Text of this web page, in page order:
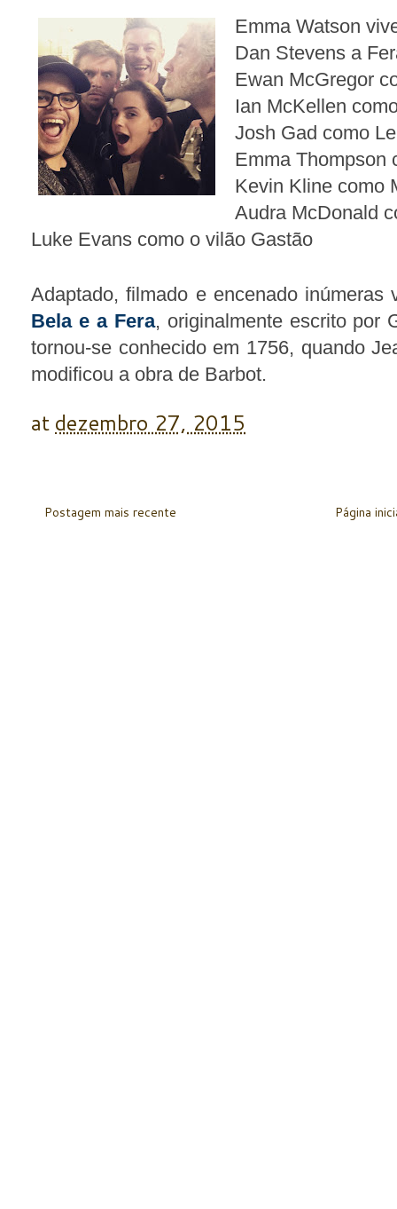
Emma Watson
Dan Stevens a
Ewan McGregor
Ian McKellen
Josh Gad como
Emma Thompson
Kevin Kline como
Audra McDonald
Luke Evans como o vilão Gastão
Adaptado, filmado e encenado
Bela e a Fera, originalmente escrito por
tornou-se conhecido em 1756, quando
modificou a obra de Barbot.
at dezembro 27, 2015
Postagem mais recente Página